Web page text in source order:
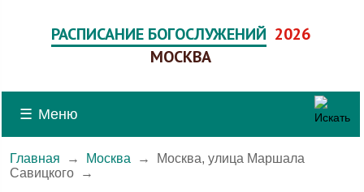
РАСПИСАНИЕ БОГОСЛУЖЕНИЙ 2026
МОСКВА
☰ Меню
Главная → Москва →
Москва, улица Маршала
Савицкого →